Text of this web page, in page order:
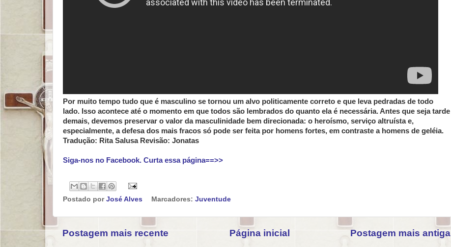
Por muito tempo tudo que é masculino se tornou um alvo politicamente correto e que leva pedradas de todo
lado. Isso acontece até o momento em que todos são lembrados do quanto ela é necessária. Antes que seja tarde
demais, devemos preservar o valor da masculinidade bem direcionada: o heroísmo, serviço altruísta e,
especialmente, a defesa dos mais fracos só pode ser feita por homens fortes, em contraste a homens de geléia.
Tradução: Rita Salusa Revisão: Jonatas
Siga-nos no Facebook. Curta essa página==>>
Postado por José Alves Marcadores: Juventude
Postagem mais recente Postagem mais antiga
Página inicial